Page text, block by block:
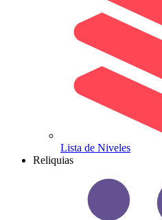
Lista de Niveles
Reliquias